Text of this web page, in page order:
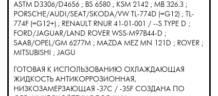
ASTM D3306/D4656 ; BS 6580 ; KSM 2142 ; MB 326.3 ;
PORSCHE/AUDI/SEAT/SKODA/VW TL-774D (=G12) ; TL-
774F (=G12+) ; RENAULT RNUR 41-01-001 / --S TYPE D ;
FORD/JAGUAR/LAND ROVER WSS-M97B44-D ;
SAAB/OPEL/GM 6277M ; MAZDA MEZ MN 121D ; ROVER ;
MITSUBISHI ; JAGU
ГОТОВАЯ К ИСПОЛЬЗОВАНИЮ ОХЛАЖДАЮЩАЯ
ЖИДКОСТЬ АНТИКОРРОЗИОННАЯ,
НИЗКОЗАМЕРЗАЮЩАЯ -37C / -35F СОЗДАНА ПО